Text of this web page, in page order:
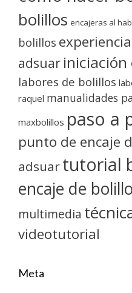
bolillos encajeras al
bolillos experiencia
adsuar iniciación
labores de bolillos
raquel manualidades
maxbolillos paso a
punto de encaje
adsuartutorial
encaje de
multimedia
videotutorial
Meta